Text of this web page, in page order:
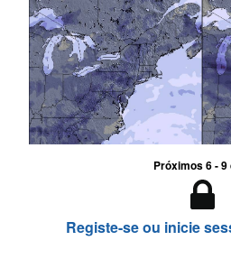
Próximos 6 - 9
Registe-se ou inicie